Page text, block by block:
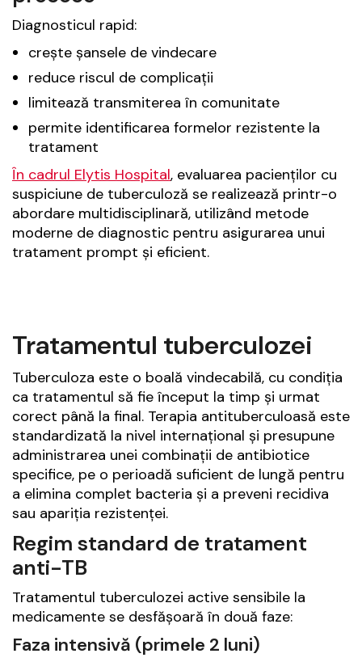
Diagnosticul rapid:
crește șansele de vindecare
reduce riscul de complicații
limitează transmiterea în comunitate
permite identificarea formelor rezistente la
tratament
În cadrul Elytis Hospital, evaluarea pacienților cu
suspiciune de tuberculoză se realizează printr-o
abordare multidisciplinară, utilizând metode
moderne de diagnostic pentru asigurarea unui
tratament prompt și eficient.
Tratamentul tuberculozei
Tuberculoza este o boală vindecabilă, cu condiția
ca tratamentul să fie început la timp și urmat
corect până la final. Terapia antituberculoasă este
standardizată la nivel internațional și presupune
administrarea unei combinații de antibiotice
specifice, pe o perioadă suficient de lungă pentru
a elimina complet bacteria și a preveni recidiva
sau apariția rezistenței.
Regim standard de tratament
anti-TB
Tratamentul tuberculozei active sensibile la
medicamente se desfășoară în două faze:
Faza intensivă (primele 2 luni)